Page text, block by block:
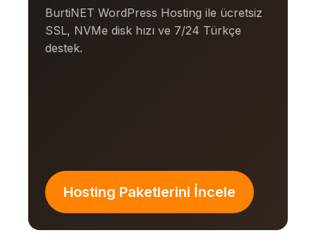
BurtiNET WordPress Hosting ile ücretsiz
SSL, NVMe disk hızı ve 7/24 Türkçe
destek.
Hosting Paketlerini İncele